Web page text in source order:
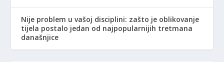
Nije problem u vašoj disciplini: zašto je oblikovanje
tijela postalo jedan od najpopularnijih tretmana
današnjice